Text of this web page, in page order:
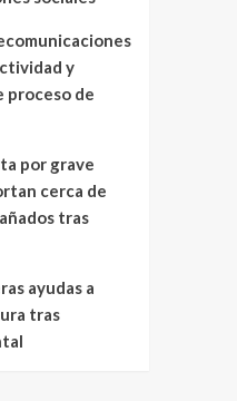
y
proceso de
por grave
cerca de
tras
ayudas a
tras